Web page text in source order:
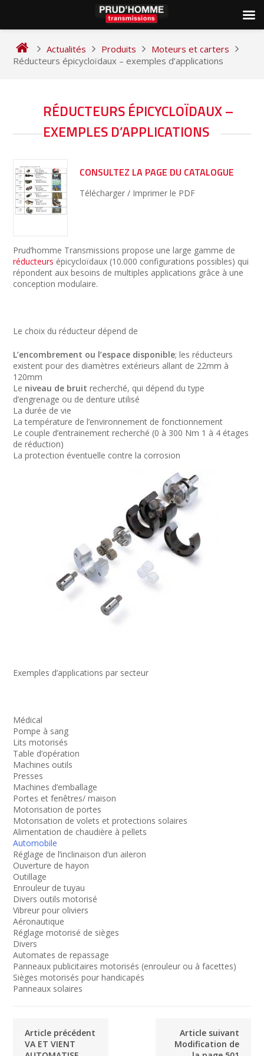
content
Actualités Produits
Moteurs et carters
Réducteurs épicycloïdaux – exemples d’applications
RÉDUCTEURS ÉPICYCLOÏDAUX –
EXEMPLES D’APPLICATIONS
CONSULTEZ LA PAGE DU CATALOGUE
Télécharger / Imprimer le PDF
Prud’homme Transmissions propose une large gamme de
réducteurs épicycloïdaux (10.000 configurations possibles) qui
répondent aux besoins de multiples applications grâce à une
conception modulaire.
Le choix du réducteur dépend de
L’encombrement ou l’espace disponible; les réducteurs
existent pour des diamètres extérieurs allant de 22mm à
120mm
Le niveau de bruit recherché, qui dépend du type
d’engrenage ou de denture utilisé
La durée de vie
La température de l’environnement de fonctionnement
Le couple d’entrainement recherché (0 à 300 Nm 1 à 4 étages
de réduction)
La protection éventuelle contre la corrosion
Exemples d’applications par secteur
Médical
Pompe à sang
Lits motorisés
Table d’opération
Machines outils
Presses
Machines d’emballage
Portes et fenêtres/ maison
Motorisation de portes
Motorisation de volets et protections solaires
Alimentation de chaudière à pellets
Automobile
Réglage de l’inclinaison d’un aileron
Ouverture de hayon
Outillage
Enrouleur de tuyau
Divers outils motorisé
Vibreur pour oliviers
Aéronautique
Réglage motorisé de sièges
Divers
Automates de repassage
Panneaux publicitaires motorisés (enrouleur ou à facettes)
Sièges motorisés pour handicapés
Panneaux solaires
NAVIGATION
Article précédent
VA ET VIENT
Article suivant
Modification de